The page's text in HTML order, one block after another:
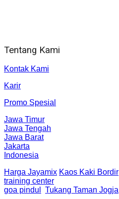
Tentang Kami
Kontak Kami
Karir
Promo Spesial
Jawa Timur
Jawa Tengah
Jawa Barat
Jakarta
Indonesia
Harga Jayamix Kaos Kaki Bordir
training center
goa pindul
Tukang Taman Jogja